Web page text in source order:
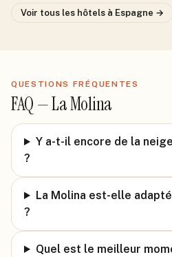
Voir tous les hôtels à Espagne →
QUESTIONS FRÉQUENTES
FAQ —La Molina
Y a-t-il encore de la
?
La Molina est-elle
?
Quel est le meilleur